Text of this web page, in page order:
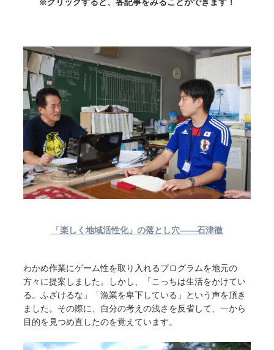
「楽しく地域活性化」の落とし穴――石津徹
わかめ作業にゲーム性を取り入れるプログラムを地元の
方々に提案しました。しかし、「こっちは生活をかけてい
る。ふざけるな」「漁業を卑下している」という声を頂き
ました。その際に、自分の考えの浅さを反省して、一から
目的を見つめ直したのを覚えています。